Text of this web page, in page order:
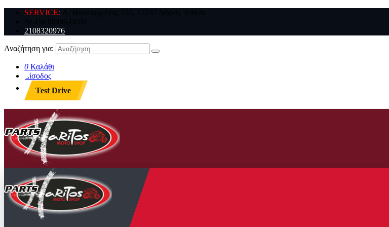
SERVICE:
2108320976
Αναζήτηση για:
0 Καλάθι
Είσοδος
Test Drive